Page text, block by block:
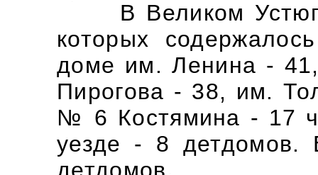
В Великом Устюге
которых
доме им. Ленина -
Пирогова - 38, им.
№ 6 Костямина - 17
уезде - 8 детдомов.
детдомов.